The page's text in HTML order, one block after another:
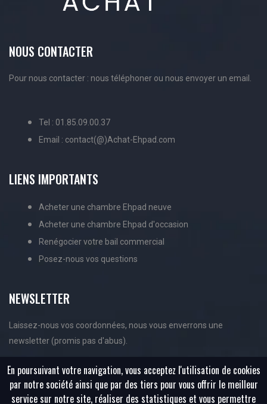
NOUS CONTACTER
Pour nous contacter : nous téléphoner ou nous envoyer un email.
Tel : 01.85.09.00.37
Email : contact(@)Achat-Ehpad.com
LIENS IMPORTANTS
Acheter une chambre Ehpad neuve
Acheter une chambre Ehpad d'occasion
Renégocier votre bail commercial
Posez-nous vos questions
NEWSLETTER
Laissez-nous vos coordonnées, nous vous enverrons une
newsletter (promis pas d'abus).
En poursuivant votre navigation, vous acceptez l'utilisation de cookies
par notre société ainsi que par des tiers pour vous offrir le meilleur
service sur notre site, réaliser des statistiques et vous permettre